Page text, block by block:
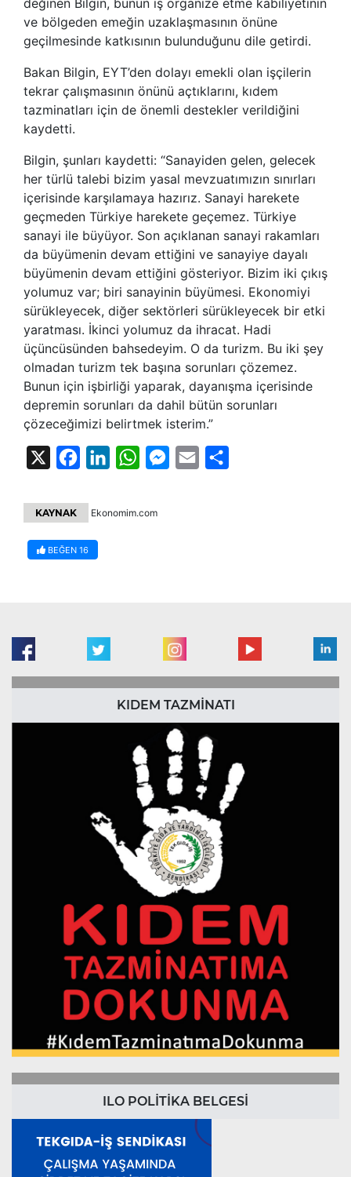
ve bölgeden emeğin uzaklaşmasının önüne
geçilmesinde katkısının bulunduğunu dile getirdi.
Bakan Bilgin, EYT’den dolayı emekli olan işçilerin
tekrar çalışmasının önünü açtıklarını, kıdem
tazminatları için de önemli destekler verildiğini
kaydetti.
Bilgin, şunları kaydetti: “Sanayiden gelen, gelecek
her türlü talebi bizim yasal mevzuatımızın sınırları
içerisinde karşılamaya hazırız. Sanayi harekete
geçmeden Türkiye harekete geçemez. Türkiye
sanayi ile büyüyor. Son açıklanan sanayi rakamları
da büyümenin devam ettiğini ve sanayiye dayalı
büyümenin devam ettiğini gösteriyor. Bizim iki çıkış
yolumuz var; biri sanayinin büyümesi. Ekonomiyi
sürükleyecek, diğer sektörleri sürükleyecek bir etki
yaratması. İkinci yolumuz da ihracat. Hadi
üçüncüsünden bahsedeyim. O da turizm. Bu iki şey
olmadan turizm tek başına sorunları çözemez.
Bunun için işbirliği yaparak, dayanışma içerisinde
depremin sorunları da dahil bütün sorunları
çözeceğimizi belirtmek isterim.”
FacebookLinkedInWhatsAppMessenger
Email
KAYNAK Ekonomim.com
BEĞEN 16
KIDEM TAZMİNATI
ILO POLİTİKA BELGESİ